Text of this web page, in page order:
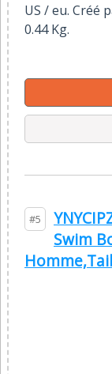
US / eu. Créé
0.44 Kg.
#5
Swim